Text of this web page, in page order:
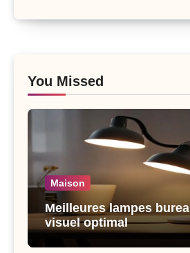
You Missed
Maison
Meilleures lampes
visuel optimal